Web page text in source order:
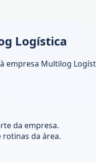
Logística
empresa Multilog
da empresa.
da área.